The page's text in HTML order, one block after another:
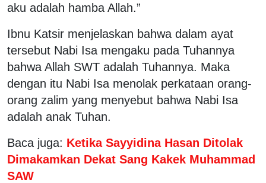
aku adalah hamba Allah.”
Ibnu Katsir menjelaskan bahwa dalam ayat
tersebut Nabi Isa mengaku pada Tuhannya
bahwa Allah SWT adalah Tuhannya. Maka
dengan itu Nabi Isa menolak perkataan orang-
orang zalim yang menyebut bahwa Nabi Isa
adalah anak Tuhan.
Baca juga: Ketika Sayyidina Hasan Ditolak
Dimakamkan Dekat Sang Kakek Muhammad
SAW